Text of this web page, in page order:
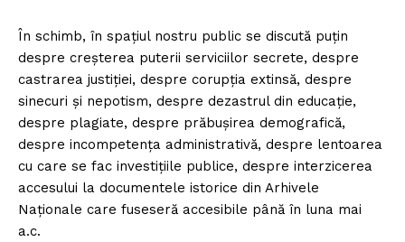
În schimb, în spațiul nostru public se discută puțin
despre creșterea puterii serviciilor secrete, despre
castrarea justiției, despre corupția extinsă, despre
sinecuri și nepotism, despre dezastrul din educație,
despre plagiate, despre prăbușirea demografică,
despre incompetența administrativă, despre lentoarea
cu care se fac investițiile publice, despre interzicerea
accesului la documentele istorice din Arhivele
Naționale care fuseseră accesibile până în luna mai
a.c.